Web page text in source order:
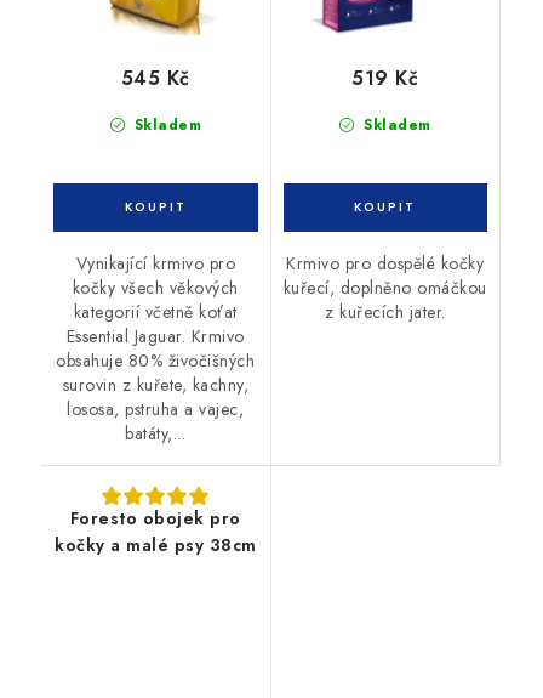
Skladem
545 Kč
Vynikající krmivo pro
kočky všech věkových
kategorií včetně koťat
Essential Jaguar. Krmivo
obsahuje 80% živočišných
surovin z kuřete, kachny,
lososa, pstruha a vajec,
batáty,...
Skladem
519 Kč
Krmivo pro dospělé kočky
kuřecí, doplněno omáčkou
z kuřecích jater.
Foresto obojek pro
kočky a malé psy 38cm